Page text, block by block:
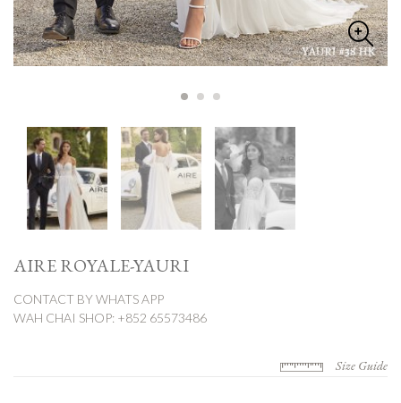
AIRE ROYALE-YAURI
CONTACT BY WHATS APP
WAH CHAI SHOP: +852 65573486
Size Guide